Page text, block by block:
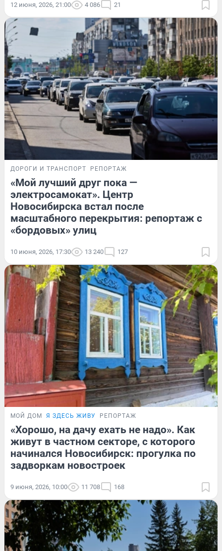
12 июня, 2026, 21:00 4 086 21
ДОРОГИ И ТРАНСПОРТ РЕПОРТАЖ
«Мой лучший друг пока —
электросамокат». Центр
Новосибирска встал после
масштабного перекрытия: репортаж с
«бордовых» улиц
10 июня, 2026, 17:30 13 240 127
МОЙ ДОМ Я ЗДЕСЬ ЖИВУ РЕПОРТАЖ
«Хорошо, на дачу ехать не надо». Как
живут в частном секторе, с которого
начинался Новосибирск: прогулка по
задворкам новостроек
9 июня, 2026, 10:00 11 708 168